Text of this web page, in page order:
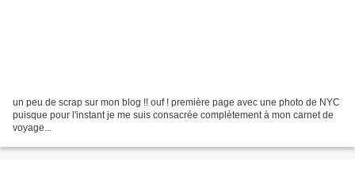
un peu de scrap sur mon blog !! ouf ! première page avec une photo de NYC
puisque pour l'instant je me suis consacrée complètement à mon carnet de
voyage...